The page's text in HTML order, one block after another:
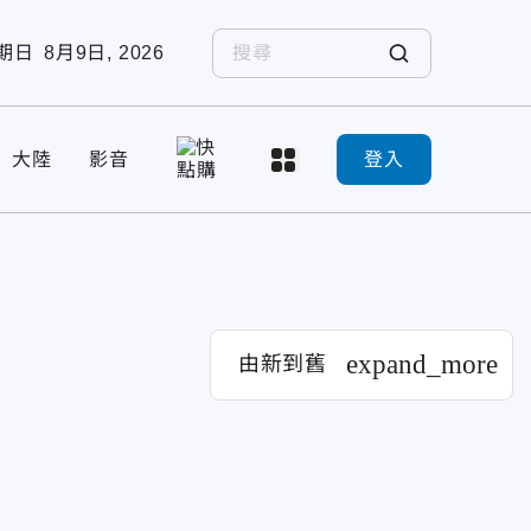
日 8月9日, 2026
大陸 影音 登入
由新到舊 expand_more